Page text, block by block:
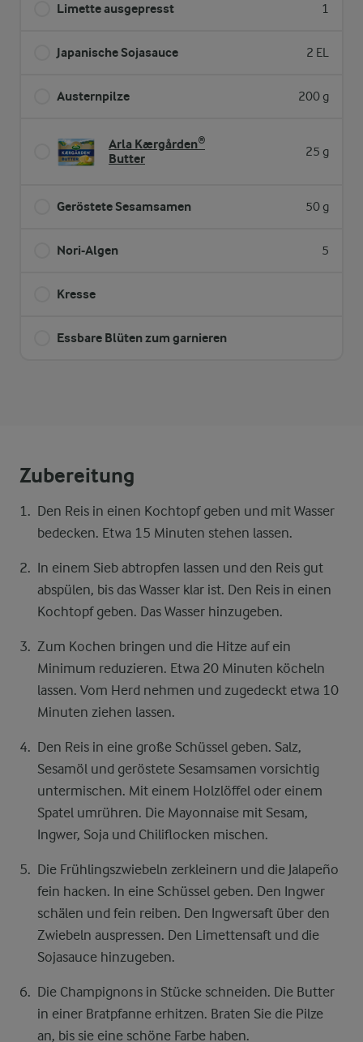
Limette ausgepresst 1
Japanische Sojasauce 2 EL
Austernpilze 200 g
Arla Kærgården®
Butter
25 g
Geröstete Sesamsamen 50 g
Nori-Algen 5
Kresse
Essbare Blüten zum garnieren
Zubereitung
Den Reis in einen Kochtopf geben und mit Wasser
bedecken. Etwa 15 Minuten stehen lassen.
In einem Sieb abtropfen lassen und den Reis gut
abspülen, bis das Wasser klar ist. Den Reis in einen
Kochtopf geben. Das Wasser hinzugeben.
Zum Kochen bringen und die Hitze auf ein
Minimum reduzieren. Etwa 20 Minuten köcheln
lassen. Vom Herd nehmen und zugedeckt etwa 10
Minuten ziehen lassen.
Den Reis in eine große Schüssel geben. Salz,
Sesamöl und geröstete Sesamsamen vorsichtig
untermischen. Mit einem Holzlöffel oder einem
Spatel umrühren. Die Mayonnaise mit Sesam,
Ingwer, Soja und Chiliflocken mischen.
Die Frühlingszwiebeln zerkleinern und die Jalapeño
fein hacken. In eine Schüssel geben. Den Ingwer
schälen und fein reiben. Den Ingwersaft über den
Zwiebeln auspressen. Den Limettensaft und die
Sojasauce hinzugeben.
Die Champignons in Stücke schneiden. Die Butter
in einer Bratpfanne erhitzen. Braten Sie die Pilze
an, bis sie eine schöne Farbe haben.